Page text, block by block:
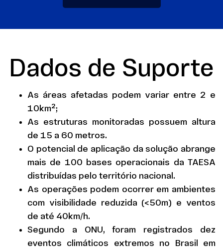
Dados de Suporte
As áreas afetadas podem variar entre 2 e
10km²;
As estruturas monitoradas possuem altura
de 15 a 60 metros.
O potencial de aplicação da solução abrange
mais de 100 bases operacionais da TAESA
distribuídas pelo território nacional.
As operações podem ocorrer em ambientes
com visibilidade reduzida (<50m) e ventos
de até 40km/h.
Segundo a ONU, foram registrados dez
eventos climáticos extremos no Brasil em